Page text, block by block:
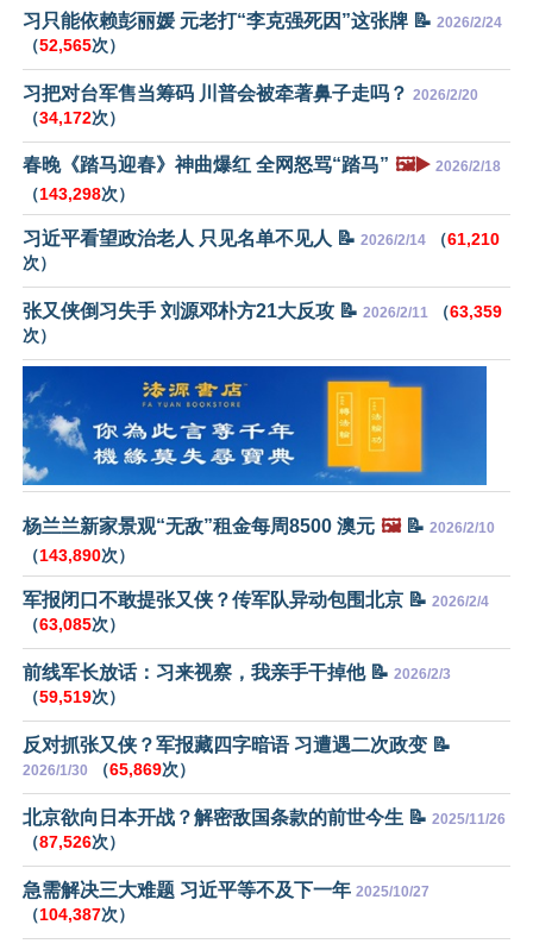
习只能依赖彭丽媛 元老打“李克强死因”这张牌 📝 2026/2/24
（52,565次）
习把对台军售当筹码 川普会被牵著鼻子走吗？ 2026/2/20
（34,172次）
春晚《踏马迎春》神曲爆红 全网怒骂“踏马” 🖼️▶️ 2026/2/18
（143,298次）
习近平看望政治老人 只见名单不见人 📝 2026/2/14 （61,210
次）
张又侠倒习失手 刘源邓朴方21大反攻 📝 2026/2/11 （63,359
次）
杨兰兰新家景观“无敌”租金每周8500 澳元 🖼️📝 2026/2/10
（143,890次）
军报闭口不敢提张又侠？传军队异动包围北京 📝 2026/2/4
（63,085次）
前线军长放话：习来视察，我亲手干掉他 📝 2026/2/3
（59,519次）
反对抓张又侠？军报藏四字暗语 习遭遇二次政变 📝
2026/1/30 （65,869次）
北京欲向日本开战？解密敌国条款的前世今生 📝 2025/11/26
（87,526次）
急需解决三大难题 习近平等不及下一年 2025/10/27
（104,387次）